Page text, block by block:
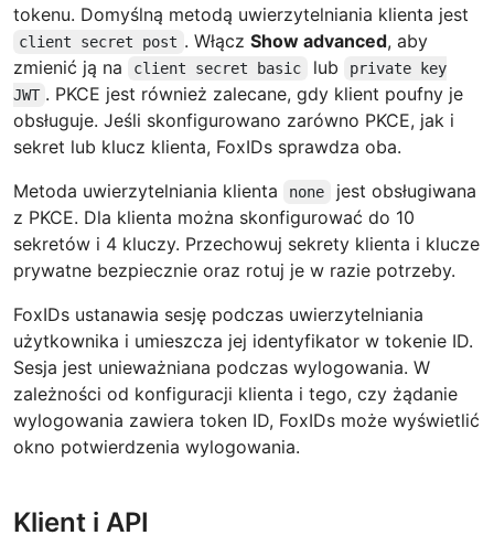
tokenu. Domyślną metodą uwierzytelniania klienta jest
client secret post . Włącz Show advanced, aby
zmienić ją na
client secret basic lub
private key
JWT . PKCE jest również zalecane, gdy klient poufny je
obsługuje. Jeśli skonfigurowano zarówno PKCE, jak i
sekret lub klucz klienta, FoxIDs sprawdza oba.
Metoda uwierzytelniania klienta
none
jest obsługiwana
z PKCE. Dla klienta można skonfigurować do 10
sekretów i 4 kluczy. Przechowuj sekrety klienta i klucze
prywatne bezpiecznie oraz rotuj je w razie potrzeby.
FoxIDs ustanawia sesję podczas uwierzytelniania
użytkownika i umieszcza jej identyfikator w tokenie ID.
Sesja jest unieważniana podczas wylogowania. W
zależności od konfiguracji klienta i tego, czy żądanie
wylogowania zawiera token ID, FoxIDs może wyświetlić
okno potwierdzenia wylogowania.
Klient i API